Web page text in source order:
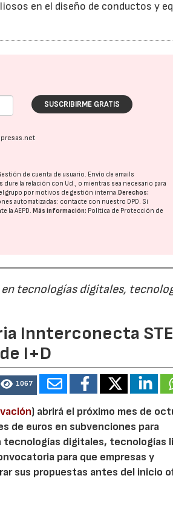
en el diseño de conductos y
SUSCRIBIRME GRATIS
de cuenta de usuario. Envío de emails
dure la relación con Ud., o mientras sea necesario para
grupo por motivos de gestión interna. Derechos:
automatizadas: contacte con nuestro DPD. Si
laAEPD. Más información: Política de Protección de
tecnologías digitales,
Innterconecta
I+D
1067
) abrirá el próximo mes de
de euros en subvenciones para
digitales, tecnologías
para que empresas y
sus propuestas antes del inicio